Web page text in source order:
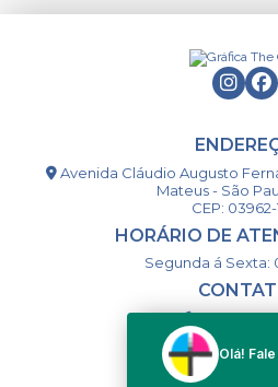
Avenida Cláudio Augusto
Mateus - São
CEP: 03962-
HORÁRIO DE
Segunda á Sexta:
(11) 98994-
(11) 98993-
Olá!